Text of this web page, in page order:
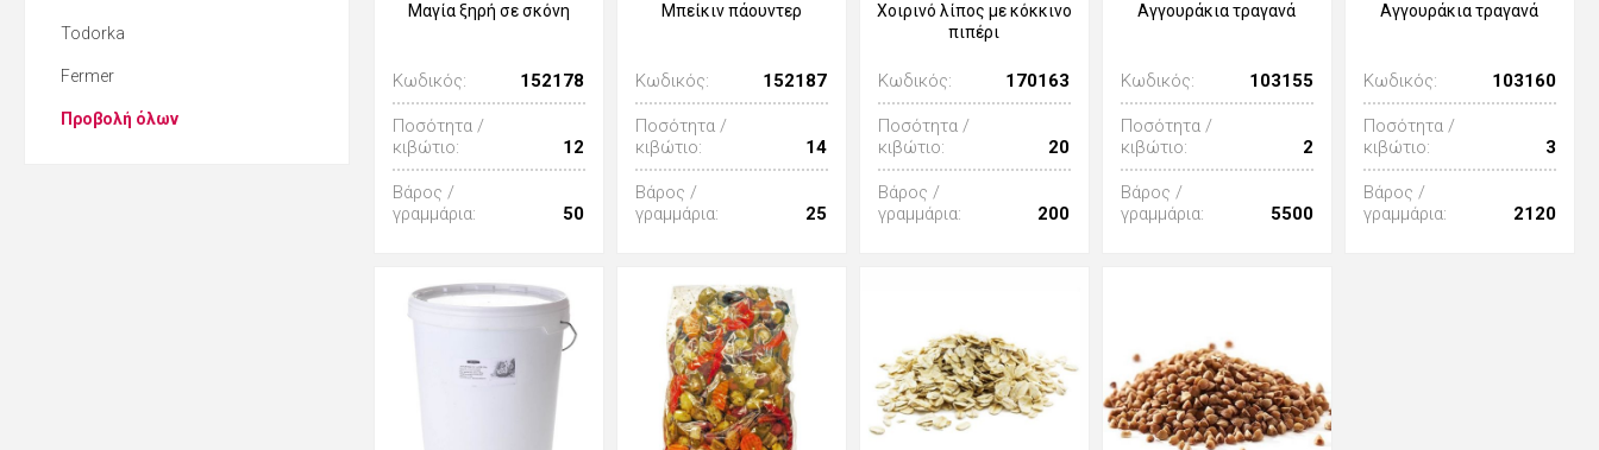
Μαγία ξηρή σε σκόνη
Κωδικός: 152178
Ποσότητα /
κιβώτιο:
12
Βάρος /
γραμμάρια:
50
Μπείκιν πάουντερ
Κωδικός: 152187
Ποσότητα /
κιβώτιο:
14
Βάρος /
γραμμάρια:
25
Χοιρινό λίπος με κόκκινο
πιπέρι
Κωδικός: 170163
Ποσότητα /
κιβώτιο:
20
Βάρος /
γραμμάρια:
200
Αγγουράκια τραγανά
Κωδικός: 103155
Ποσότητα /
κιβώτιο:
2
Βάρος /
γραμμάρια:
5500
Αγγουράκια τραγανά
Κωδικός: 103160
Ποσότητα /
κιβώτιο:
3
Βάρος /
γραμμάρια:
2120
Todorka
Fermer
Προβολή όλων